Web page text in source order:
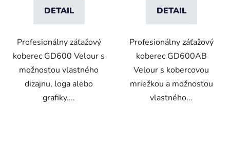
DETAIL
Profesionálny záťažový
koberec GD600 Velour s
možnosťou vlastného
dizajnu, loga alebo
grafiky....
DETAIL
Profesionálny záťažový
koberec GD600AB
Velour s kobercovou
mriežkou a možnosťou
vlastného...